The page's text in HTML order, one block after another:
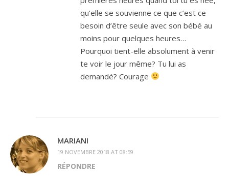
qu’elle se souvienne ce que c’est ce
besoin d’être seule avec son bébé au
moins pour quelques heures…
Pourquoi tient-elle absolument à venir
te voir le jour même? Tu lui as
demandé? Courage
MARIANI
19 NOVEMBRE 2018 AT 08:59
RÉPONDRE